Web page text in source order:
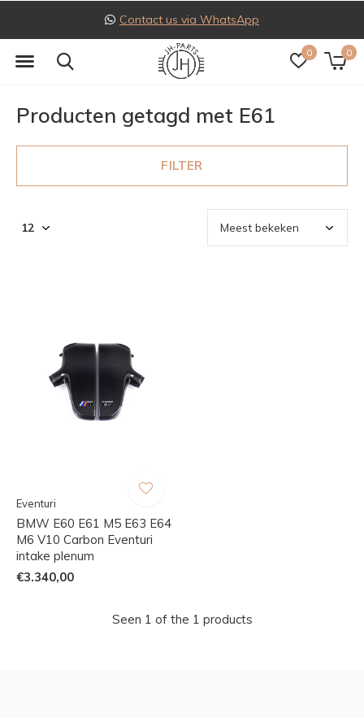
0 0
Contact us via WhatsApp
Producten getagd met E61
FILTER
Eventuri
BMW E60 E61 M5 E63 E64
M6 V10 Carbon Eventuri
intake plenum
€3.340,00
Seen 1 of the 1 products